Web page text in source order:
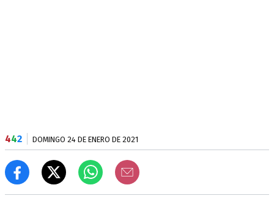
442 DOMINGO 24 DE ENERO DE 2021